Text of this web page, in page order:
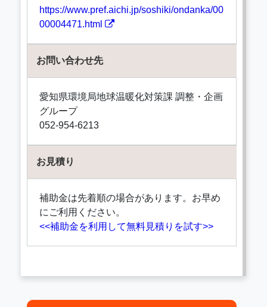
https://www.pref.aichi.jp/soshiki/ondanka/00
00004471.html
お問い合わせ先
愛知県環境局地球温暖化対策課 調整・企画
グループ
052-954-6213
お見積り
補助金は先着順の場合があります。お早め
にご利用ください。
<<補助金を利用して無料見積りを試す>>